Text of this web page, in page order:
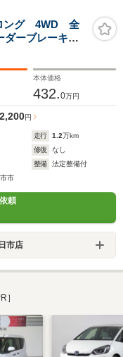
ング 4WD 全
ダーブレーキ
ク 荷台内寸
平ボディ ワ
本体価格
432.0万円
円
走行 1.2万km
修復
なし
整備
法定整備付
市
頼
市店
］